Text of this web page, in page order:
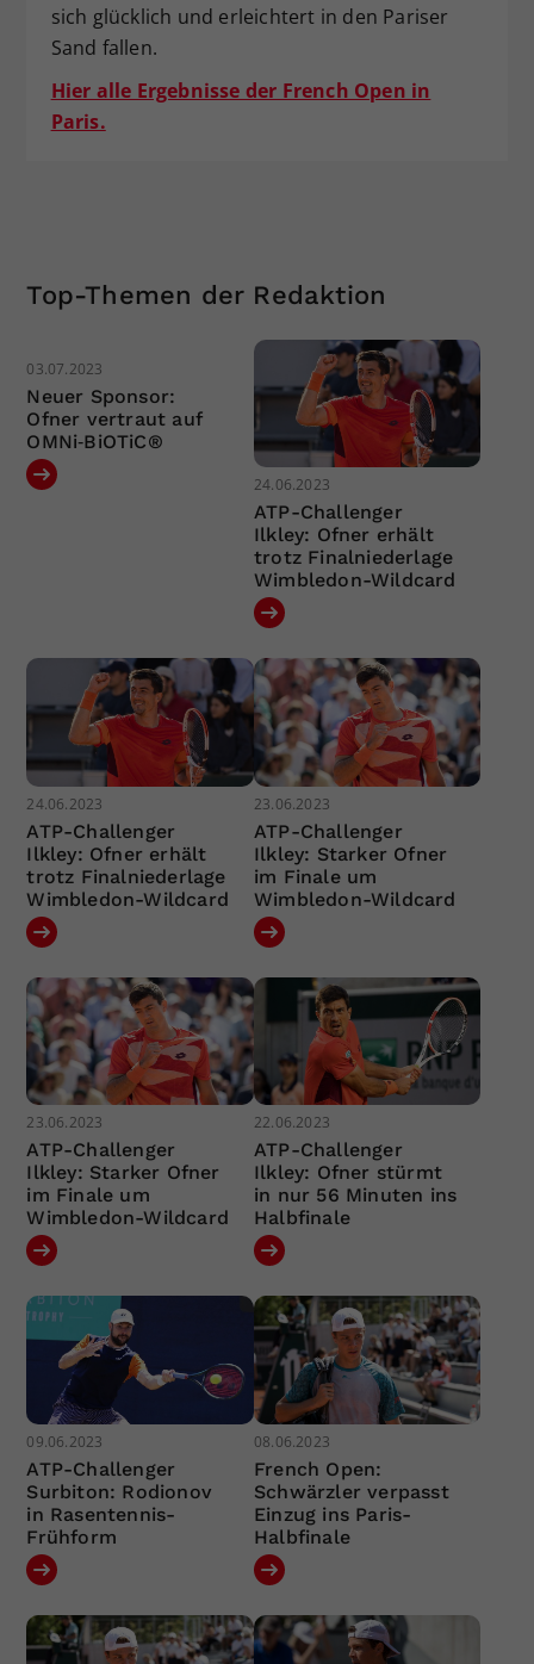
sich glücklich und erleichtert in den Pariser
Sand fallen.
Hier alle Ergebnisse der French Open in
Paris.
Top-Themen der Redaktion
03.07.2023
Neuer Sponsor:
Ofner vertraut auf
OMNi‐BiOTiC®
24.06.2023
ATP-Challenger
Ilkley: Ofner erhält
trotz Finalniederlage
Wimbledon-Wildcard
24.06.2023
ATP-Challenger
Ilkley: Ofner erhält
trotz Finalniederlage
Wimbledon-Wildcard
23.06.2023
ATP-Challenger
Ilkley: Starker Ofner
im Finale um
Wimbledon-Wildcard
23.06.2023
ATP-Challenger
Ilkley: Starker Ofner
im Finale um
Wimbledon-Wildcard
22.06.2023
ATP-Challenger
Ilkley: Ofner stürmt
in nur 56 Minuten ins
Halbfinale
09.06.2023
ATP-Challenger
Surbiton: Rodionov
in Rasentennis-
Frühform
08.06.2023
French Open:
Schwärzler verpasst
Einzug ins Paris-
Halbfinale